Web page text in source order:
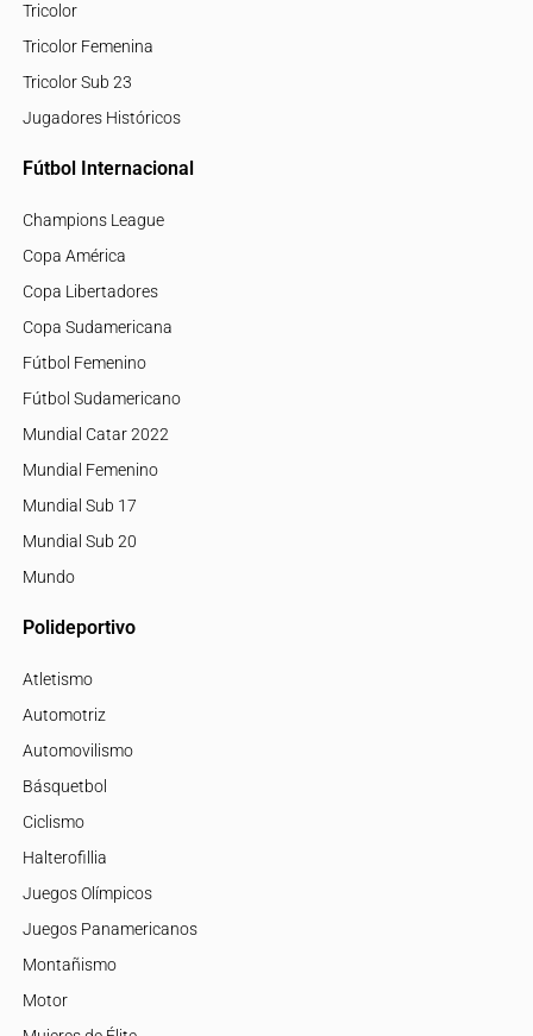
Tricolor
Tricolor Femenina
Tricolor Sub 23
Jugadores Históricos
Fútbol Internacional
Champions League
Copa América
Copa Libertadores
Copa Sudamericana
Fútbol Femenino
Fútbol Sudamericano
Mundial Catar 2022
Mundial Femenino
Mundial Sub 17
Mundial Sub 20
Mundo
Polideportivo
Atletismo
Automotriz
Automovilismo
Básquetbol
Ciclismo
Halterofillia
Juegos Olímpicos
Juegos Panamericanos
Montañismo
Motor